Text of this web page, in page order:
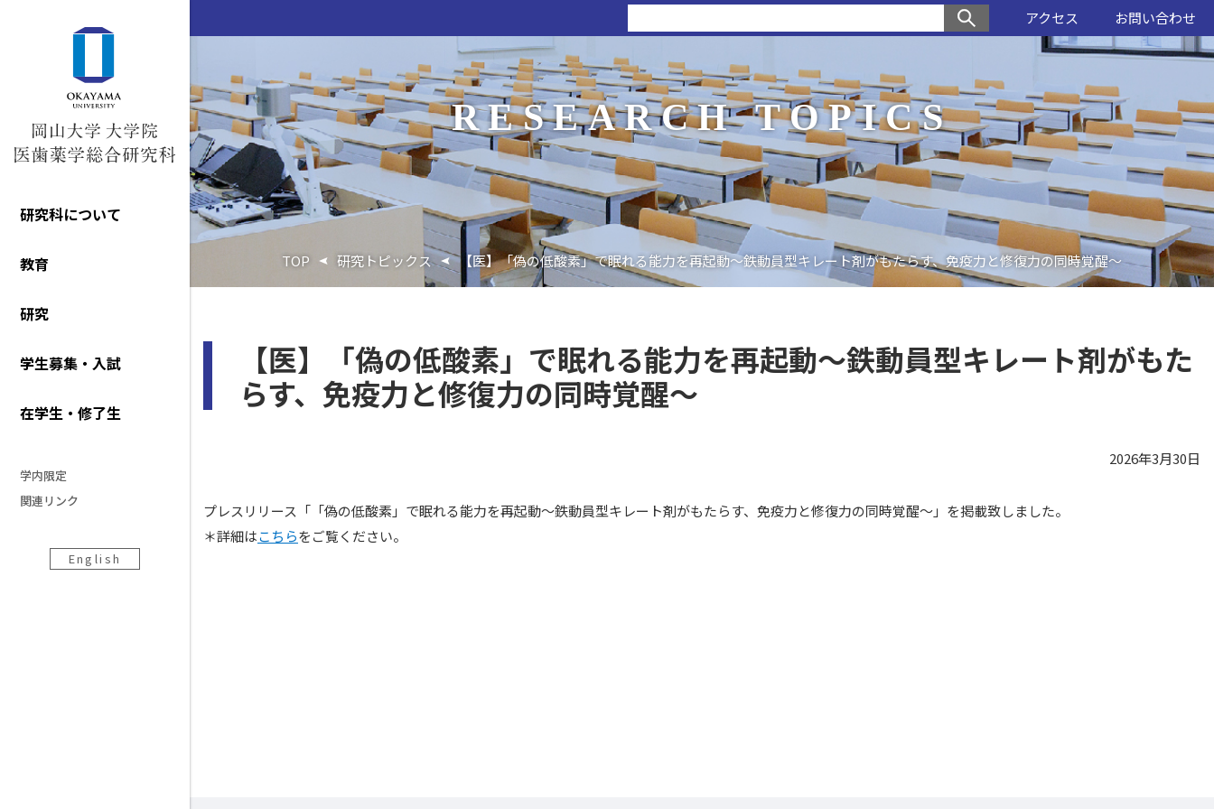
研究科について
教育
研究
学生募集・入試
在学生・修了生
学内限定
関連リンク
English
アクセス お問い合わせ
RESEARCH TOPICS
TOP 研究トピックス 【医】「偽の低酸素」で眠れる能力を再起動〜鉄動員型キレート剤がもたらす、免疫力と修復力の同時覚醒〜
【医】「偽の低酸素」で眠れる能力を再起動〜鉄動員型キレート剤がもた
らす、免疫力と修復力の同時覚醒〜
2026年3月30日
プレスリリース「「偽の低酸素」で眠れる能力を再起動〜鉄動員型キレート剤がもたらす、免疫力と修復力の同時覚醒〜」を掲載致しました。
＊詳細はこちらをご覧ください。